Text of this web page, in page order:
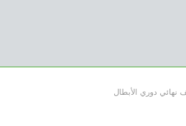
نهائي دوري الأبطال